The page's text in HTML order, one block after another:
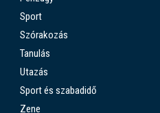
Sport
Szórakozás
Tanulás
Utazás
Sport és szabadidő
Zene